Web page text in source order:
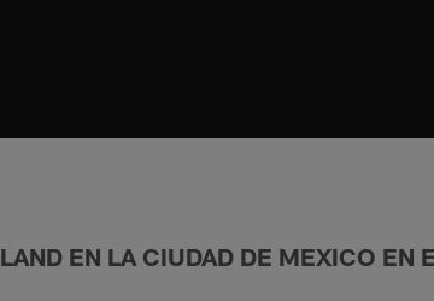
EN LA CIUDAD DE MEXICO EN